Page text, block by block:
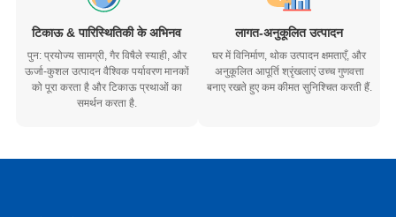
टिकाऊ & पारिस्थितिकी के अभिनव
पुन: प्रयोज्य सामग्री, गैर विषैले स्याही, और
ऊर्जा-कुशल उत्पादन वैश्विक पर्यावरण मानकों
को पूरा करता है और टिकाऊ प्रथाओं का
समर्थन करता है.
लागत-अनुकूलित उत्पादन
घर में विनिर्माण, थोक उत्पादन क्षमताएँ, और
अनुकूलित आपूर्ति श्रृंखलाएं उच्च गुणवत्ता
बनाए रखते हुए कम कीमत सुनिश्चित करती हैं.